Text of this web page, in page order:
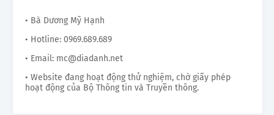
• Bà Dương Mỹ Hạnh
• Hotline: 0969.689.689
• Email: mc@diadanh.net
• Website đang hoạt động thử nghiệm, chờ giấy phép
hoạt động của Bộ Thông tin và Truyền thông.